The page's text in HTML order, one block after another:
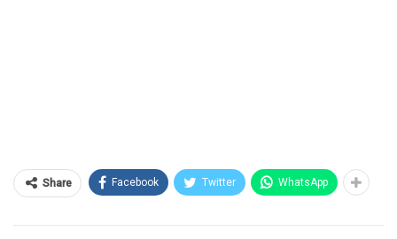
Share Facebook Twitter WhatsApp